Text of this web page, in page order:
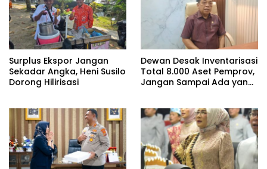
Surplus Ekspor Jangan
Sekadar Angka, Heni Susilo
Dorong Hilirisasi
Dewan Desak Inventarisasi
Total 8.000 Aset Pemprov,
Jangan Sampai Ada yang